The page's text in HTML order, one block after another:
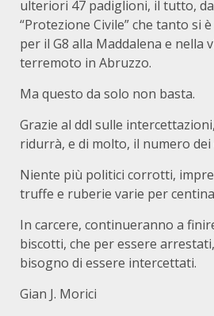
ulteriori 47 padiglioni, il tutto,
“Protezione Civile” che tanto si
per il G8 alla Maddalena e nella
terremoto in Abruzzo.
Ma questo da solo non basta.
Grazie al ddl sulle
ridurrà, e di molto, il numero dei
Niente più politici corrotti,
truffe e ruberie varie per
In carcere, continueranno a
biscotti, che per essere
bisogno di essere intercettati.
Gian J. Morici